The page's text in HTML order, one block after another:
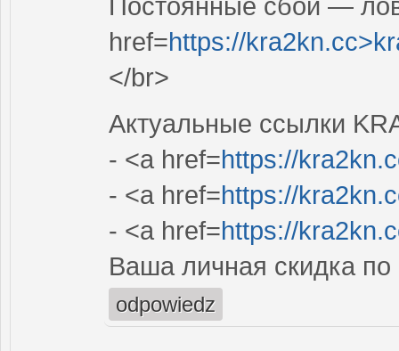
Постоянные сбои —
href=https://
</br>
Актуальные ссылки
- <a href=https://
- <a href=https://
- <a href=https://
Ваша личная скидка
odpowiedz